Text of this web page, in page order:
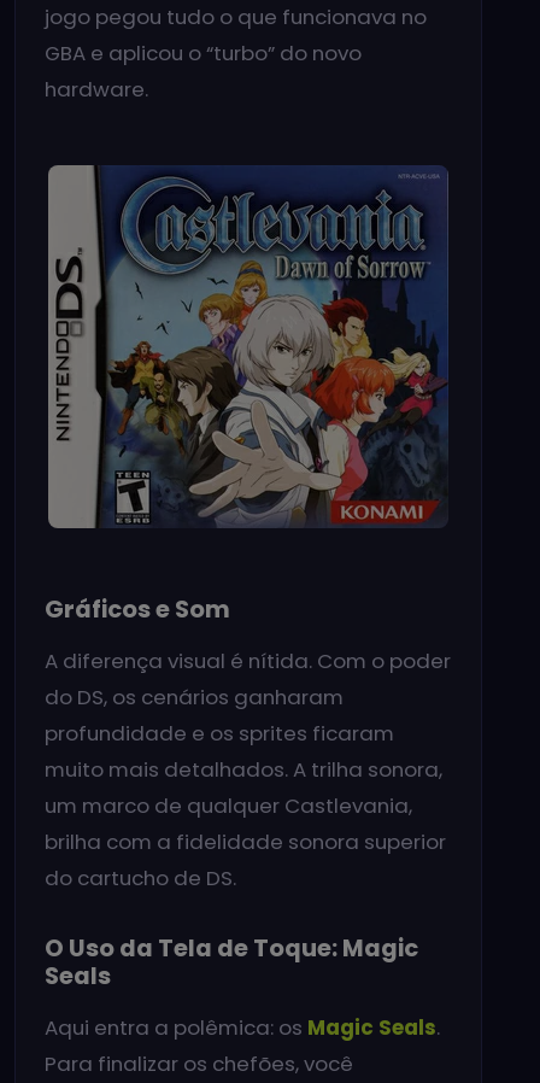
jogo pegou tudo o que funcionava no
GBA e aplicou o “turbo” do novo
hardware.
Gráficos e Som
A diferença visual é nítida. Com o poder
do DS, os cenários ganharam
profundidade e os sprites ficaram
muito mais detalhados. A trilha sonora,
um marco de qualquer Castlevania,
brilha com a fidelidade sonora superior
do cartucho de DS.
O Uso da Tela de Toque: Magic
Seals
Aqui entra a polêmica: os Magic Seals.
Para finalizar os chefões, você